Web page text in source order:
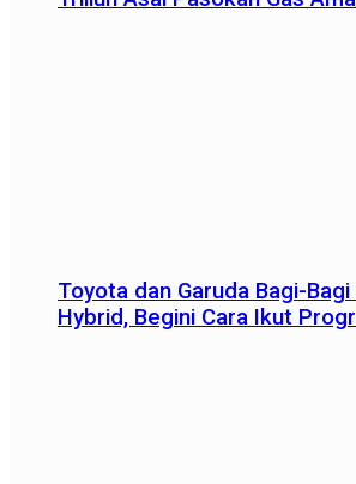
Toyota dan Garuda Bagi-
Hybrid, Begini Cara Ikut